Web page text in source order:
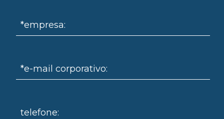
*empresa:
*e-mail corporativo:
telefone: